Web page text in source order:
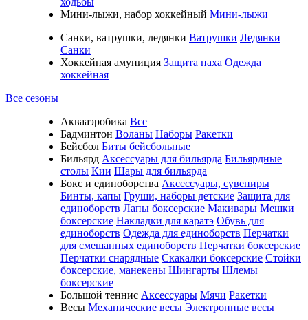
Мини-лыжи, набор хоккейный Мини-лыжи
Санки, ватрушки, ледянки Ватрушки Ледянки
Санки
Хоккейная амуниция Защита паха Одежда
хоккейная
Все сезоны
Аквааэробика Все
Бадминтон Воланы Наборы Ракетки
Бейсбол Биты бейсбольные
Бильярд Аксессуары для бильярда Бильярдные
столы Кии Шары для бильярда
Бокс и единоборства Аксессуары, сувениры
Бинты, капы Груши, наборы детские Защита для
единоборств Лапы боксерские Макивары Мешки
боксерские Накладки для каратэ Обувь для
единоборств Одежда для единоборств Перчатки
для смешанных единоборств Перчатки боксерские
Перчатки снарядные Скакалки боксерские Стойки
боксерские, манекены Шингарты Шлемы
боксерские
Большой теннис Аксессуары Мячи Ракетки
Весы Механические весы Электронные весы